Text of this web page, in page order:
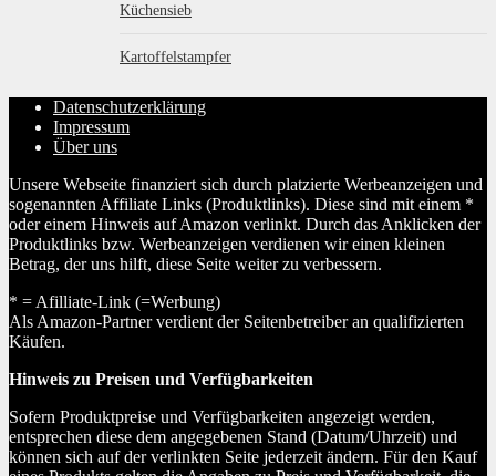
Küchensieb
Kartoffelstampfer
Datenschutzerklärung
Impressum
Über uns
Unsere Webseite finanziert sich durch platzierte Werbeanzeigen und
sogenannten Affiliate Links (Produktlinks). Diese sind mit einem *
oder einem Hinweis auf Amazon verlinkt. Durch das Anklicken der
Produktlinks bzw. Werbeanzeigen verdienen wir einen kleinen
Betrag, der uns hilft, diese Seite weiter zu verbessern.
* = Afilliate-Link (=Werbung)
Als Amazon-Partner verdient der Seitenbetreiber an qualifizierten
Käufen.
Hinweis zu Preisen und Verfügbarkeiten
Sofern Produktpreise und Verfügbarkeiten angezeigt werden,
entsprechen diese dem angegebenen Stand (Datum/Uhrzeit) und
können sich auf der verlinkten Seite jederzeit ändern. Für den Kauf